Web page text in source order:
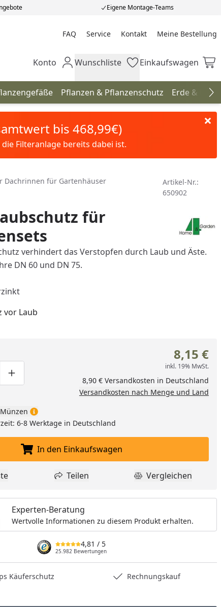
Eigene Montage-Teams
FAQ Service Kontakt Meine Bestellung
Meine Bestellung
Mein Konto
Konto Wunschliste
Wunschliste Einkaufswagen
Einkaufswagen
Pflanzen & Pflanzenschutz Erde &
bis 468,99€)
Filteranlage bereits dabei ist.
Dachrinnen für Gartenhäuser
Artikel-Nr.:
650902
für
verhindert das Verstopfen durch Laub und Äste.
DN 60 und DN 75.
vor Laub
um eins verringern
manuell eingeben
Produktmenge um eins erhöhen
8,15 €
inkl. 19% MwSt.
8,90 € Versandkosten in Deutschland
Versandkosten nach Menge und Land
6-8 Werktage in Deutschland
In den Einkaufswagen legen
In den Einkaufswagen
zur Wunschliste hinzufügen
Teilen
Teilen Produkt
Vergleichen
Experten-Beratung
Wertvolle Informationen zu diesem Produkt erhalten.
4,81 / 5
25.982 Bewertungen
Käuferschutz Rechnungskauf